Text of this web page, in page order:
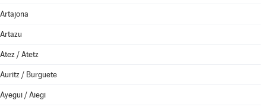
Artajona
Artazu
Atez / Atetz
Auritz / Burguete
Ayegui / Aiegi